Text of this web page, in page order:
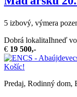
5 izbový, výmera
Dobrá lokalitaIhneď
€ 19 500,-
Predaj, Rodinný dom,